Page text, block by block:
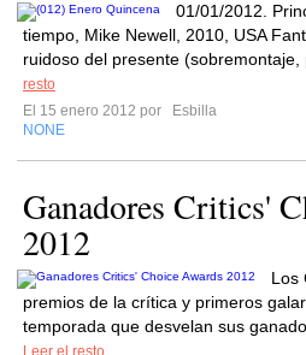
01/01/2012.
tiempo, Mike Newell, 2010, USA
ruidoso del presente (sobremontaje,
resto
El 15 enero 2012 por
Esbilla
NONE
Ganadores Critics'
2012
Los
premios de la crítica y primeros
temporada que desvelan sus
Leer el resto